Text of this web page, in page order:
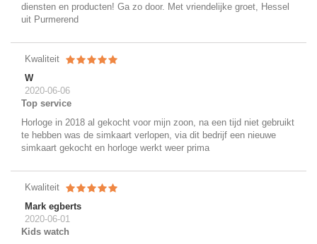
diensten en producten! Ga zo door. Met vriendelijke groet, Hessel
uit Purmerend
Kwaliteit
W
2020-06-06
Top service
Horloge in 2018 al gekocht voor mijn zoon, na een tijd niet gebruikt
te hebben was de simkaart verlopen, via dit bedrijf een nieuwe
simkaart gekocht en horloge werkt weer prima
Kwaliteit
Mark egberts
2020-06-01
Kids watch